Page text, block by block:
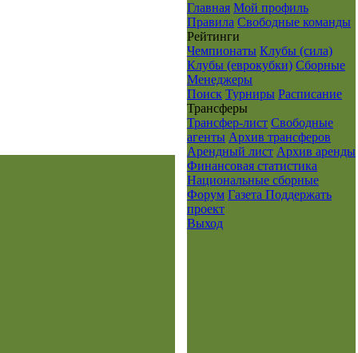
Главная Мой профиль
Правила Свободные команды
Рейтинги
Чемпионаты Клубы (сила)
Клубы (еврокубки) Сборные
Менеджеры
Поиск Турниры Расписание
Транcферы
Трансфер-лист Свободные
агенты Архив трансферов
Арендный лист Архив аренды
Финансовая статистика
Национальные сборные
Форум Газета Поддержать
проект
Выход